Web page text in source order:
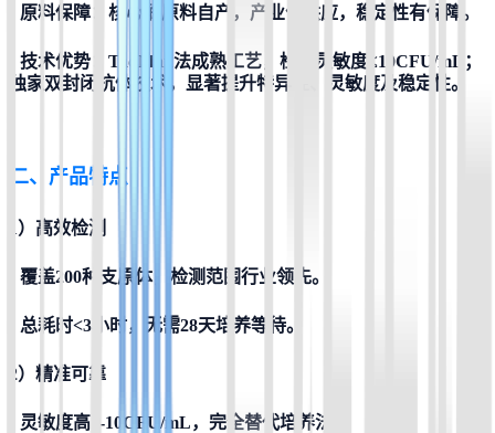
原料保障 ：核心酶原料自产，产业化供应，稳定性有保障。
技术优势 ：TaqMan法成熟工艺，检测灵敏度≤10CFU/mL；
独家双封闭抗体技术，显著提升特异性、灵敏度及稳定性。
二、产品特点
1）高效检测
覆盖200种支原体，检测范围行业领先。
总耗时<3小时，无需28天培养等待。
2）精准可靠
灵敏度高1-10CFU/mL，完全替代培养法。